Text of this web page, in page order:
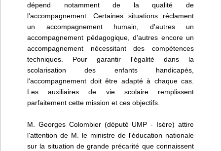
dépend notamment de la qualité de
l'accompagnement. Certaines situations réclament
un accompagnement humain, d'autres un
accompagnement pédagogique, d'autres encore un
accompagnement nécessitant des compétences
techniques. Pour garantir l'égalité dans la
scolarisation des enfants handicapés,
l'accompagnement doit être adapté à chaque cas.
Les auxiliaires de vie scolaire remplissent
parfaitement cette mission et ces objectifs.
M. Georges Colombier (député UMP - Isère) attire
l'attention de M. le ministre de l'éducation nationale
sur la situation de grande précarité que connaissent